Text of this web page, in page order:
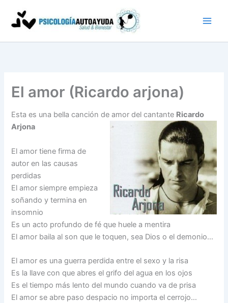
contenido
El amor (Ricardo arjona)
Esta es una bella canción de amor del cantante Ricardo
Arjona
El amor tiene firma de
autor en las causas
perdidas
El amor siempre empieza
soñando y termina en
insomnio
Es un acto profundo de fé que huele a mentira
El amor baila al son que le toquen, sea Dios o el demonio…
El amor es una guerra perdida entre el sexo y la risa
Es la llave con que abres el grifo del agua en los ojos
Es el tiempo más lento del mundo cuando va de prisa
El amor se abre paso despacio no importa el cerrojo…